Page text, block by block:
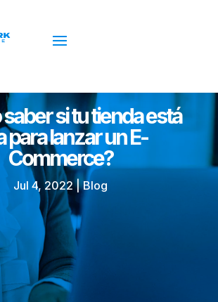
si tu tienda está
para lanzar un E-
Commerce?
Jul 4, 2022|Blog